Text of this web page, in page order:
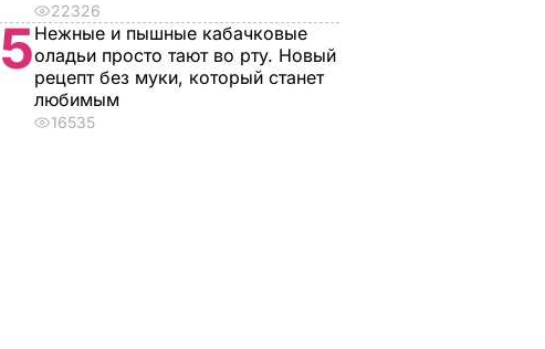
22326
5Нежные и пышные кабачковые
оладьи просто тают во рту. Новый
рецепт без муки, который станет
любимым
16535